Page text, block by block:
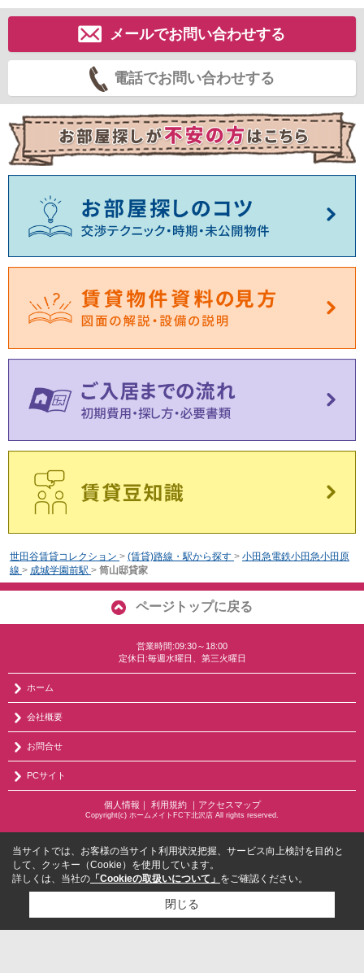
メールでお問い合わせする
電話でお問い合わせする
世田谷賃貸コレクション > (賃貸)路線・駅から探す > 小田急電鉄小田急小田原
線 > 成城学園前駅 > 筒山邸貸家
ページトップに戻る
営業時間:09:30～18:00
定休日:毎週水曜日、第三火曜日
ホーム
会社概要
お問合せ
PCサイト
個人情報 ｜ 利用規約｜ アクセスマップ
Copyright(c) ホームメイトFC下北沢店 All rights reserved.
当サイトでは、お客様の当サイト利用状況把握、サービス向上検討を目的と
して、クッキー（Cookie）を使用しています。
詳しくは、当社の 「Cookieの取扱いについて」 をご確認ください。
閉じる